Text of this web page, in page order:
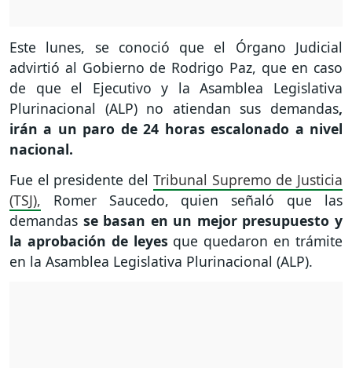
Este lunes, se conoció que el Órgano Judicial
advirtió al Gobierno de Rodrigo Paz, que en caso
de que el Ejecutivo y la Asamblea Legislativa
Plurinacional (ALP) no atiendan sus demandas,
irán a un paro de 24 horas escalonado a nivel
nacional.
Fue el presidente del Tribunal Supremo de Justicia
(TSJ), Romer Saucedo, quien señaló que las
demandas se basan en un mejor presupuesto y
la aprobación de leyes que quedaron en trámite
en la Asamblea Legislativa Plurinacional (ALP).